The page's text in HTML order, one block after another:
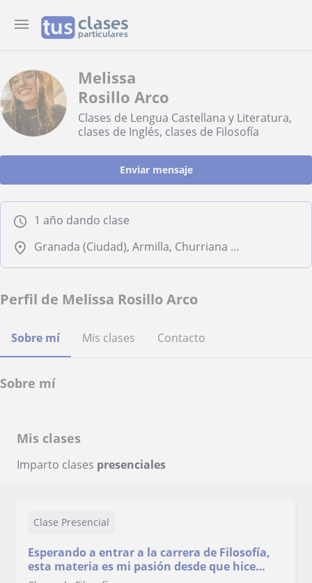
Melissa
Rosillo Arco
Clases de Lengua Castellana y Literatura,
clases de Inglés, clases de Filosofía
Enviar mensaje
1 año dando clase
Granada (Ciudad), Armilla, Churriana de la Vega, Cúllar Vega, Las Gabias
Perfil de Melissa Rosillo Arco
Sobre mí Mis clases Contacto
Sobre mí
Mis clases
Imparto clases presenciales
Clase Presencial
Esperando a entrar a la carrera de Filosofía,
esta materia es mi pasión desde que hice